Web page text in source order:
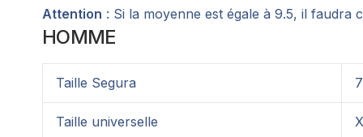
Attention : Si la moyenne est égale à 9.5, il faudra
HOMME
Taille Segura 7
Taille universelle